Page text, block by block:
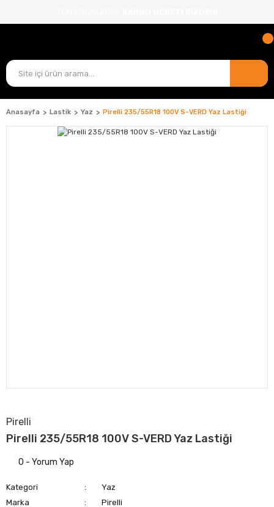
Anasayfa Lastik Yaz Pirelli 235/55R18 100V S-VERD Yaz Lastiği
Pirelli
Pirelli 235/55R18 100V S-VERD Yaz Lastiği
0 - Yorum Yap
Kategori
Yaz
Marka
Pirelli